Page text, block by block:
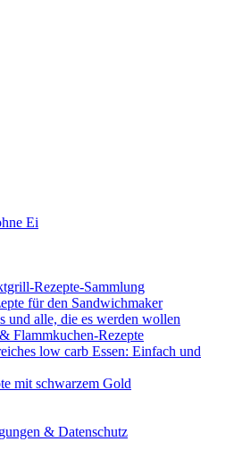
Ei
Rezepte-Sammlung
für den Sandwichmaker
und alle, die es werden wollen
Flammkuchen-Rezepte
low carb Essen: Einfach und
mit schwarzem Gold
& Datenschutz